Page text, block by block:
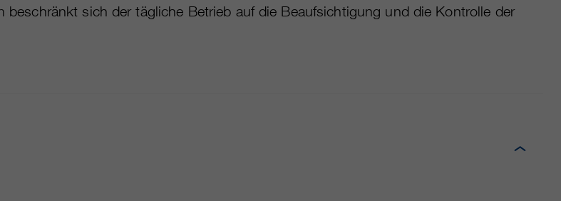
sich der tägliche Betrieb auf die Beaufsichtigung und die Kontrolle der